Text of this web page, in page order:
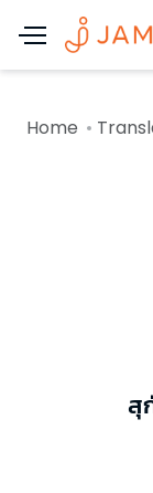
Home
สุ